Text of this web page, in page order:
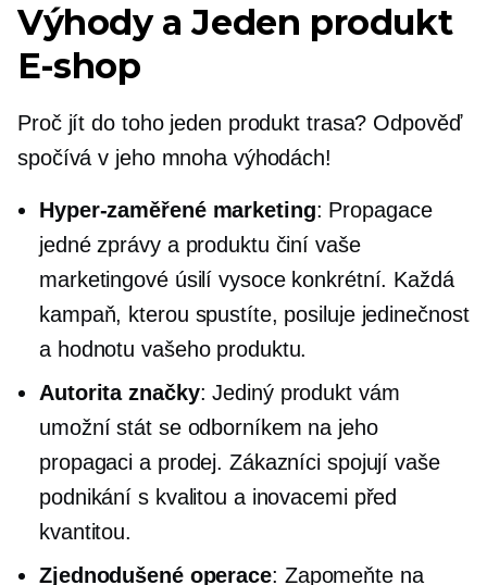
Výhody aJeden produkt
E-shop
Proč jít do toho jeden produkt trasa? Odpověď
spočívá v jeho mnoha výhodách!
Hyper-zaměřenémarketing: Propagace
jedné zprávy a produktu činí vaše
marketingové úsilí vysoce konkrétní. Každá
kampaň, kterou spustíte, posiluje jedinečnost
a hodnotu vašeho produktu.
Autorita značky: Jediný produkt vám
umožní stát se odborníkem na jeho
propagaci a prodej. Zákazníci spojují vaše
podnikání s kvalitou a inovacemi před
kvantitou.
Zjednodušené operace: Zapomeňte na